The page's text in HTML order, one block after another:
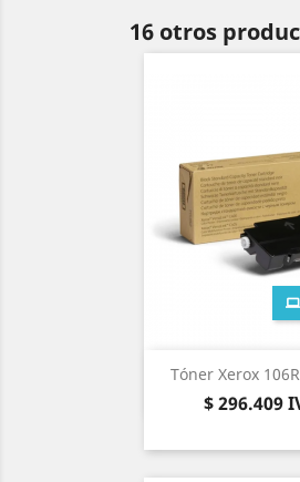
16 otros
Tóner Xerox
Precio
$ 296.409
Vista